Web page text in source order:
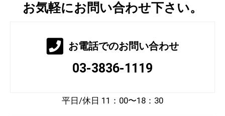
お気軽にお問い合わせ下さい。
お電話でのお問い合わせ
03-3836-1119
平日/休日 11：00〜18：30